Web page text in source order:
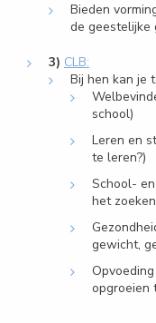
Bieden
de geestelijke
3) CLB:
Bij hen kan je
school)
Leren en
te leren?)
School-
het
gewicht,
opgroeien